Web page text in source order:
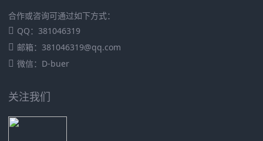
合作或咨询可通过如下方式：
QQ：381046319
邮箱：381046319@qq.com
微信：D-buer
关注我们